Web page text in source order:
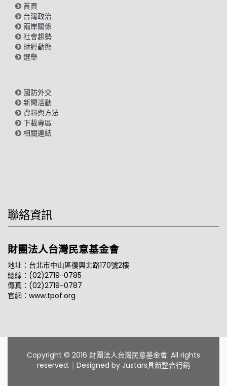
首頁
台灣政治
兩岸關係
社會趨勢
財經動態
選舉
國防外交
新聞活動
資料與方法
下載專區
相關連結
聯絡資訊
財團法人台灣民意基金會
地址：台北市中山區復興北路170號2樓
總線：(02)2719-0785
傳真：(02)2719-0787
官網：www.tpof.org
Copyright © 2016 財團法人台灣民意基金會. All rights
reserved.｜Designed by Justars具新整合行銷